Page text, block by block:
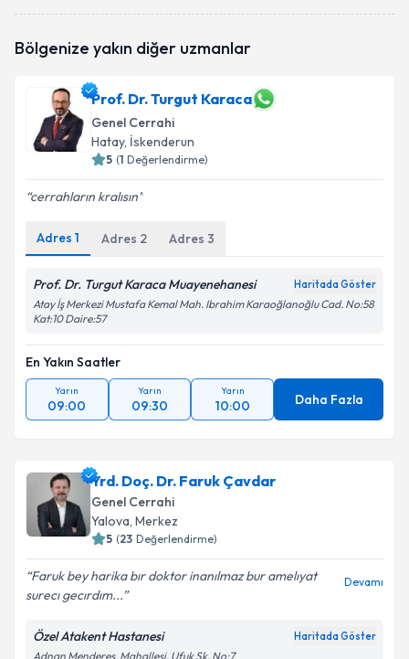
oluşturun. Size bu uzmandan randevu almanız için bir
E-posta Adresiniz
Kişisel verilerimin işlenmesine ilişkin
kapsamda işlenmesini kabul ediyorum.
Takvim Talebini Gönder
Bölgenize yakın diğer uzmanlar
Prof. Dr. Turgut Karaca
Genel Cerrahi
Hatay, İskenderun
5 (1 Değerlendirme)
cerrahların kralısın
Adres 1 Adres 2 Adres 3
Prof. Dr. Turgut Karaca Muayenehanesi Haritada Göster
Atay İş Merkezi Mustafa Kemal Mah. Ibrahim Karaoğlanoğlu Cad. No:58
Kat:10 Daire:57
En Yakın Saatler
Yarın
09:00
Yarın
09:30
Yarın
10:00 Daha Fazla
Yrd. Doç. Dr. Faruk Çavdar
Genel Cerrahi
Yalova, Merkez
5 (23 Değerlendirme)
Faruk bey harika bır doktor inanılmaz bur amelıyat
surecı gecırdım...
Devamı
Özel Atakent Hastanesi Haritada Göster
Adnan Menderes, Mahallesi, Ufuk Sk. No:7